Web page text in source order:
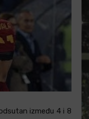
između 4 i 8